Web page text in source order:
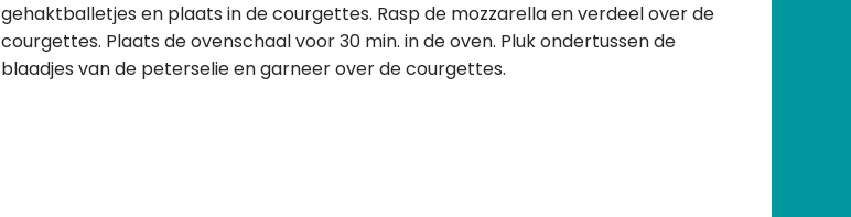
gehaktballetjes en plaats in de courgettes. Rasp de mozzarella en verdeel over de
courgettes. Plaats de ovenschaal voor 30 min. in de oven. Pluk ondertussen de
blaadjes van de peterselie en garneer over de courgettes.